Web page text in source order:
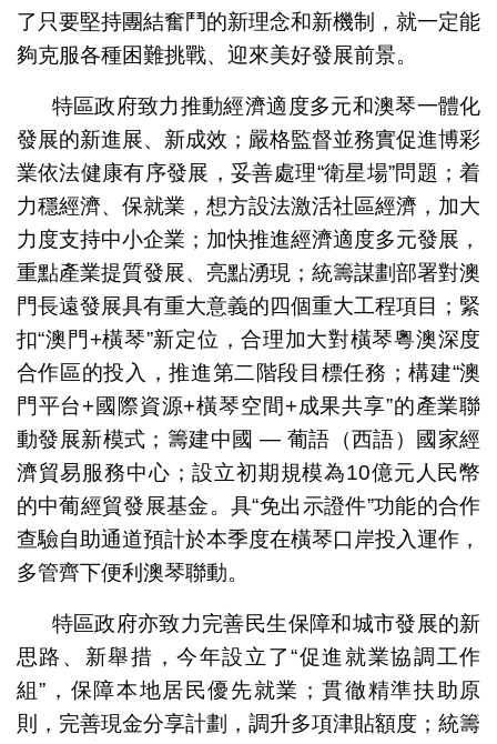
了只要堅持團結奮鬥的新理念和新機制，就一定能
夠克服各種困難挑戰、迎來美好發展前景。
特區政府致力推動經濟適度多元和澳琴一體化
發展的新進展、新成效；嚴格監督並務實促進博彩
業依法健康有序發展，妥善處理“衛星場”問題；着
力穩經濟、保就業，想方設法激活社區經濟，加大
力度支持中小企業；加快推進經濟適度多元發展，
重點產業提質發展、亮點湧現；統籌謀劃部署對澳
門長遠發展具有重大意義的四個重大工程項目；緊
扣“澳門+橫琴”新定位，合理加大對橫琴粵澳深度
合作區的投入，推進第二階段目標任務；構建“澳
門平台+國際資源+橫琴空間+成果共享”的產業聯
動發展新模式；籌建中國 — 葡語（西語）國家經
濟貿易服務中心；設立初期規模為10億元人民幣
的中葡經貿發展基金。具“免出示證件”功能的合作
查驗自助通道預計於本季度在橫琴口岸投入運作，
多管齊下便利澳琴聯動。
特區政府亦致力完善民生保障和城市發展的新
思路、新舉措，今年設立了“促進就業協調工作
組”，保障本地居民優先就業；貫徹精準扶助原
則，完善現金分享計劃，調升多項津貼額度；統籌